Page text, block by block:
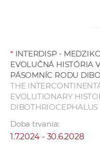
*INTERDISP -
EVOLUČNÁ HISTÓRIA
PÁSOMNÍC RODU
THE
EVOLUTIONARY
Doba trvania:
1.7.2024 - 30.6.2028